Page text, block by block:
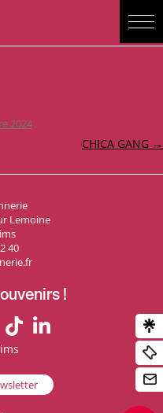
2024 .
CHICA GANG →
Lemoine
40
!